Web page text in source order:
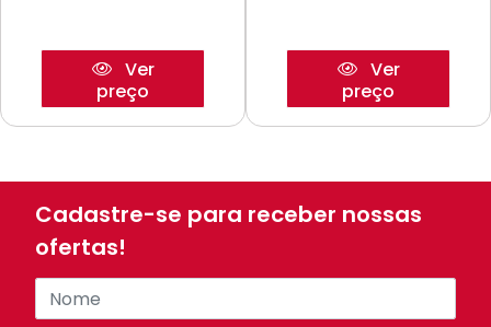
Ver
preço
Ver
preço
Cadastre-se para receber nossas
ofertas!